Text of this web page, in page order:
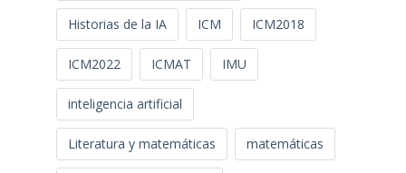
Historias de la IA ICM ICM2018
ICM2022 ICMAT IMU
inteligencia artificial
Literatura y matemáticas matemáticas